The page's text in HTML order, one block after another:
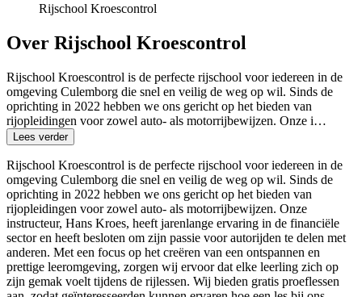
Rijschool Kroescontrol
Over Rijschool Kroescontrol
Rijschool Kroescontrol is de perfecte rijschool voor iedereen in de
omgeving Culemborg die snel en veilig de weg op wil. Sinds de
oprichting in 2022 hebben we ons gericht op het bieden van
rijopleidingen voor zowel auto- als motorrijbewijzen. Onze i…
Lees verder
Rijschool Kroescontrol is de perfecte rijschool voor iedereen in de
omgeving Culemborg die snel en veilig de weg op wil. Sinds de
oprichting in 2022 hebben we ons gericht op het bieden van
rijopleidingen voor zowel auto- als motorrijbewijzen. Onze
instructeur, Hans Kroes, heeft jarenlange ervaring in de financiële
sector en heeft besloten om zijn passie voor autorijden te delen met
anderen. Met een focus op het creëren van een ontspannen en
prettige leeromgeving, zorgen wij ervoor dat elke leerling zich op
zijn gemak voelt tijdens de rijlessen. Wij bieden gratis proeflessen